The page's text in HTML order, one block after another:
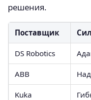
решения.
Поставщик
DS Robotics
ABB
Kuka